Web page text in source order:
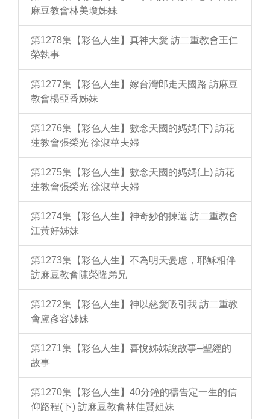
麻豆教會林美瓊姊妹
第1278集【彩色人生】真神大愛 訪二重教會王仁
榮執事
第1277集【彩色人生】嫁台灣郎走天國路 訪麻豆
教會楊亞香姊妹
第1276集【彩色人生】數念天國的媽媽(下) 訪花
蓮教會張榮光 徐淑華夫婦
第1275集【彩色人生】數念天國的媽媽(上) 訪花
蓮教會張榮光 徐淑華夫婦
第1274集【彩色人生】神奇妙的揀選 訪二重教會
江黃好姊妹
第1273集【彩色人生】不為明天憂慮，耶穌相伴
訪麻豆教會陳榮隆弟兄
第1272集【彩色人生】神以慈愛吸引我 訪二重教
會盧彥容姊妹
第1271集【彩色人生】喜悅姊姊說故事–聖經的
故事
第1270集【彩色人生】40分鐘的禱告定一生的信
仰路程(下) 訪麻豆教會林佳賢姐妹